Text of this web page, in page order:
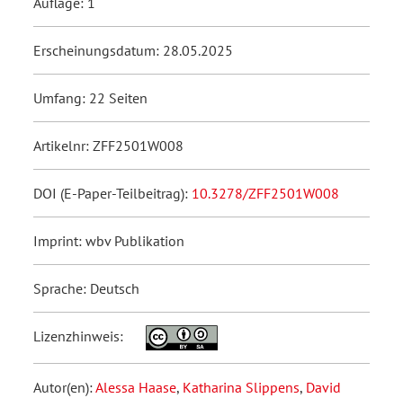
Erscheinungsdatum: 28.05.2025
Umfang: 22 Seiten
Artikelnr: ZFF2501W008
DOI (E-Paper-Teilbeitrag): 10.3278/ZFF2501W008
Imprint: wbv Publikation
Sprache: Deutsch
Lizenzhinweis:
Autor(en):Alessa Haase, Katharina Slippens, David